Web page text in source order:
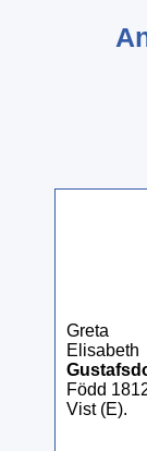
Greta
Elisabeth
Född
Vist (E).